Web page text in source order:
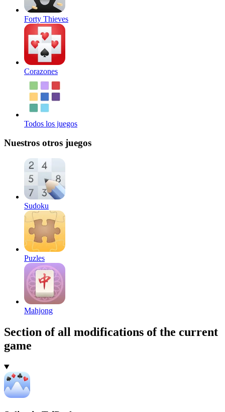
Forty Thieves
Corazones
Todos los juegos
Nuestros otros juegos
Sudoku
Puzles
Mahjong
Section of all modifications of the current
game